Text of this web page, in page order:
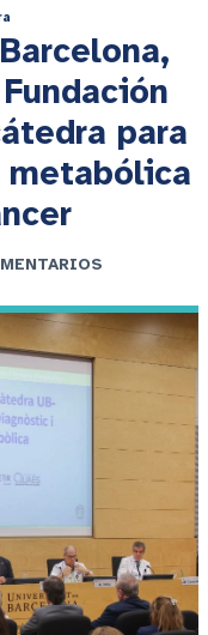
para